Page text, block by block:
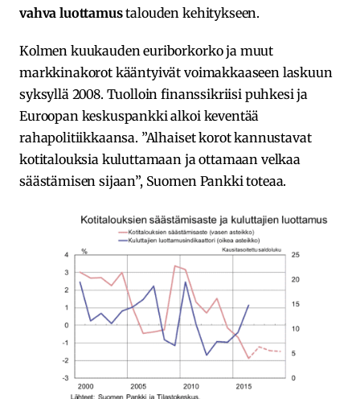
vahva luottamustalouden kehitykseen.
Kolmen kuukauden euriborkorko ja muut
markkinakorot kääntyivät voimakkaaseen laskuun
syksyllä 2008. Tuolloin finanssikriisi puhkesi ja
Euroopan keskuspankki alkoi keventää
rahapolitiikkaansa. ”Alhaiset korot kannustavat
kotitalouksia kuluttamaan ja ottamaan velkaa
säästämisen sijaan”, Suomen Pankki toteaa.